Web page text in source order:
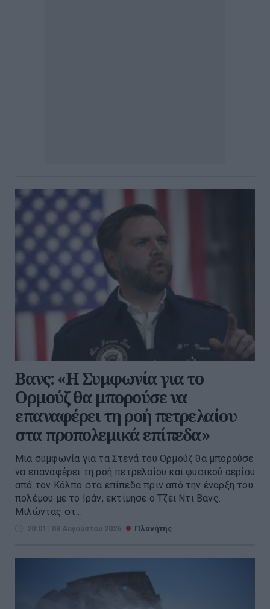
Βανς: «Η Συμφωνία για το
Ορμούζ θα μπορούσε να
επαναφέρει τη ροή πετρελαίου
στα προπολεμικά επίπεδα»
Μια συμφωνία για τα Στενά του Ορμούζ θα μπορούσε
να επαναφέρει τη ροή πετρελαίου και φυσικού αερίου
από τον Κόλπο στα επίπεδα πριν από την έναρξη του
πολέμου με το Ιράν, εκτίμησε ο Τζέι Ντι Βανς.
Μιλώντας στ...
20:01 | 08 Αυγούστου 2026 Πλανήτης